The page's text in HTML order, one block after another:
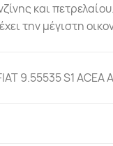
και
την μέγιστη
9.55535 S1 ACEA